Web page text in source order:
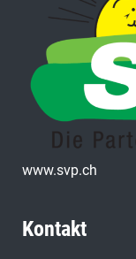
www.svp.ch
Kontakt